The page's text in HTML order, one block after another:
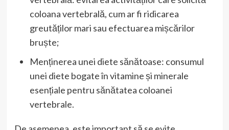
coloana vertebrală, cum ar fi ridicarea
greutăților mari sau efectuarea mișcărilor
bruște;
Menținerea unei diete sănătoase: consumul
unei diete bogate în vitamine și minerale
esențiale pentru sănătatea coloanei
vertebrale.